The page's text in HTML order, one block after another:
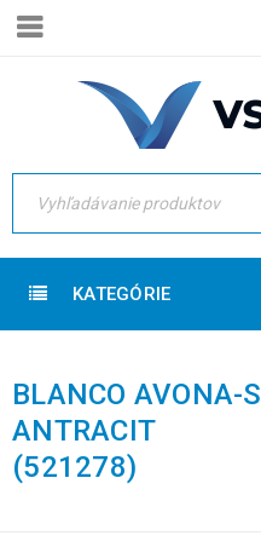
KATEGÓRIE
BLANCO AVONA-S
ANTRACIT
(521278)